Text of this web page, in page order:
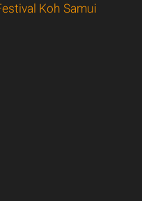
Koh Samui